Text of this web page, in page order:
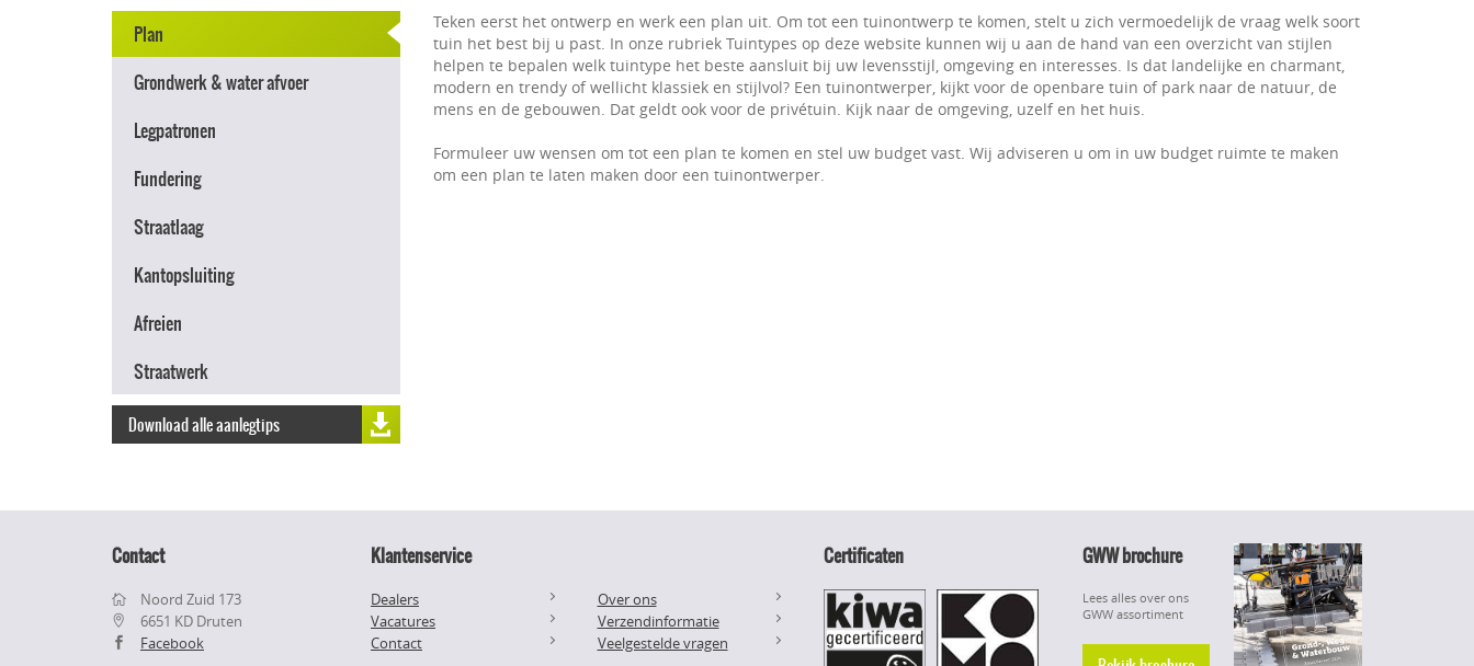
Plan
Grondwerk & water afvoer
Legpatronen
Fundering
Straatlaag
Kantopsluiting
Afreien
Straatwerk
Download alle aanlegtips
Teken eerst het ontwerp en werk een plan uit. Om tot een tuinontwerp te komen, stelt u zich vermoedelijk de vraag welk soort
tuin het best bij u past. In onze rubriek Tuintypes op deze website kunnen wij u aan de hand van een overzicht van stijlen
helpen te bepalen welk tuintype het beste aansluit bij uw levensstijl, omgeving en interesses. Is dat landelijke en charmant,
modern en trendy of wellicht klassiek en stijlvol? Een tuinontwerper, kijkt voor de openbare tuin of park naar de natuur, de
mens en de gebouwen. Dat geldt ook voor de privétuin. Kijk naar de omgeving, uzelf en het huis.
Formuleer uw wensen om tot een plan te komen en stel uw budget vast. Wij adviseren u om in uw budget ruimte te maken
om een plan te laten maken door een tuinontwerper.
Contact
Noord Zuid 173
6651 KD Druten
Facebook
Klantenservice
Dealers
Vacatures
Contact
Over ons
Verzendinformatie
Veelgestelde vragen
Certificaten GWW brochure
Lees alles over ons
GWW assortiment